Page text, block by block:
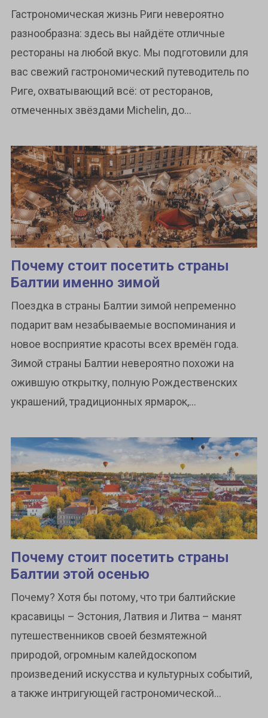
Гастрономическая жизнь Риги невероятно
разнообразна: здесь вы найдёте отличные
рестораны на любой вкус. Мы подготовили для
вас свежий гастрономический путеводитель по
Риге, охватывающий всё: от ресторанов,
отмеченных звёздами Michelin, до...
Почему стоит посетить страны
Балтии именно зимой
Поездка в страны Балтии зимой непременно
подарит вам незабываемые воспоминания и
новое восприятие красоты всех времён года.
Зимой страны Балтии невероятно похожи на
ожившую открытку, полную Рождественских
украшений, традиционных ярмарок,...
Почему стоит посетить страны
Балтии этой осенью
Почему? Хотя бы потому, что три балтийские
красавицы – Эстония, Латвия и Литва – манят
путешественников своей безмятежной
природой, огромным калейдоскопом
произведений искусства и культурных событий,
а также интригующей гастрономической...